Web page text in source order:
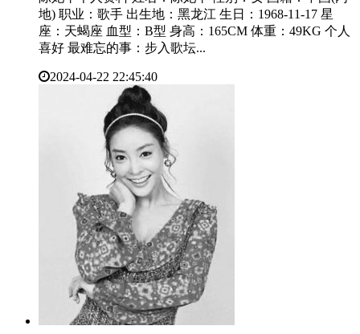
地) 职业：歌手 出生地：黑龙江 生日：1968-11-17 星
座：天蝎座 血型：B型 身高：165CM 体重：49KG 个人
喜好 最难忘的事：步入歌坛...
2024-04-22 22:45:40